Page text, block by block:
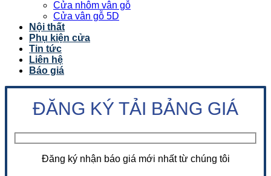
Cửa nhôm vân gỗ
Cửa vân gỗ 5D
Nội thất
Phụ kiện cửa
Tin tức
Liên hệ
Báo giá
ĐĂNG KÝ TẢI BẢNG GIÁ
Đăng ký nhận báo giá mới nhất từ chúng tôi